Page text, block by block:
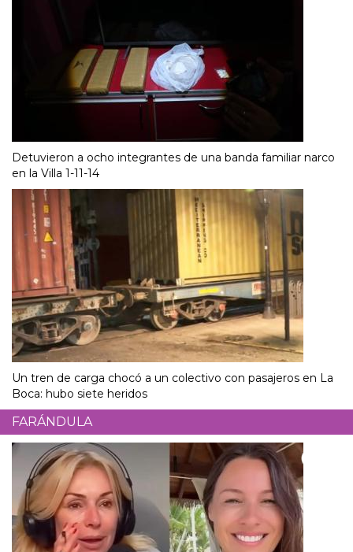
Detuvieron a ocho integrantes de una banda familiar narco
en la Villa 1-11-14
Un tren de carga chocó a un colectivo con pasajeros en La
Boca: hubo siete heridos
FARÁNDULA